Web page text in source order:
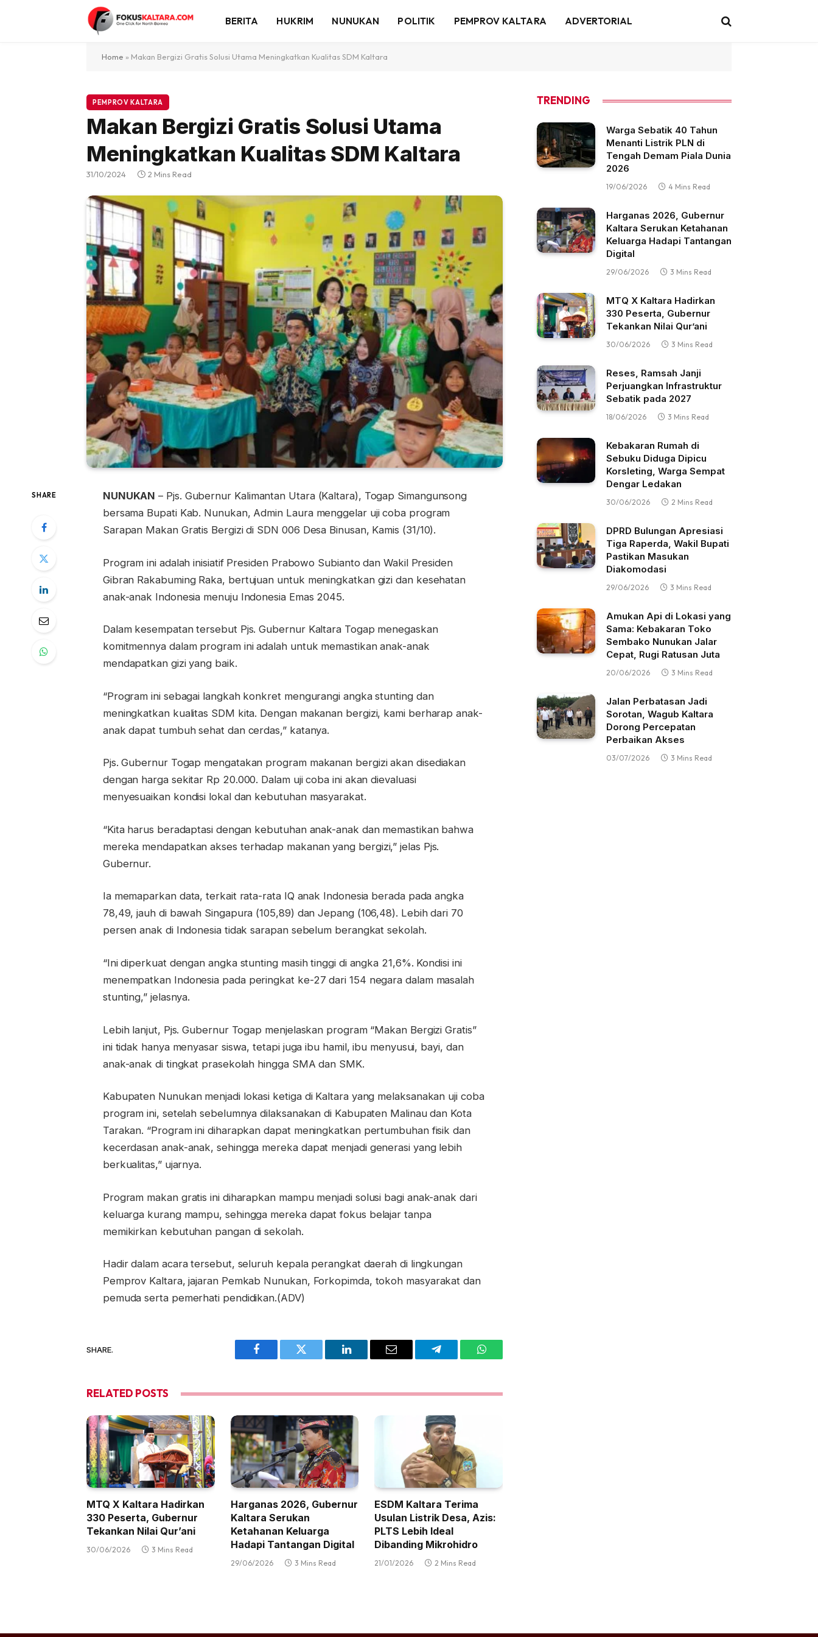
BERITA HUKRIM NUNUKAN POLITIK PEMPROV KALTARA ADVERTORIAL
Home » Makan Bergizi Gratis Solusi Utama Meningkatkan Kualitas SDM Kaltara
PEMPROV KALTARA
Makan Bergizi Gratis Solusi Utama
Meningkatkan Kualitas SDM Kaltara
31/10/2024 2 Mins Read
SHARE NUNUKAN – Pjs. Gubernur Kalimantan Utara (Kaltara), Togap Simangunsong
bersama Bupati Kab. Nunukan, Admin Laura menggelar uji coba program
Sarapan Makan Gratis Bergizi di SDN 006 Desa Binusan, Kamis (31/10).
Program ini adalah inisiatif Presiden Prabowo Subianto dan Wakil Presiden
Gibran Rakabuming Raka, bertujuan untuk meningkatkan gizi dan kesehatan
anak-anak Indonesia menuju Indonesia Emas 2045.
Dalam kesempatan tersebut Pjs. Gubernur Kaltara Togap menegaskan
komitmennya dalam program ini adalah untuk memastikan anak-anak
mendapatkan gizi yang baik.
“Program ini sebagai langkah konkret mengurangi angka stunting dan
meningkatkan kualitas SDM kita. Dengan makanan bergizi, kami berharap anak-
anak dapat tumbuh sehat dan cerdas,” katanya.
Pjs. Gubernur Togap mengatakan program makanan bergizi akan disediakan
dengan harga sekitar Rp 20.000. Dalam uji coba ini akan dievaluasi
menyesuaikan kondisi lokal dan kebutuhan masyarakat.
“Kita harus beradaptasi dengan kebutuhan anak-anak dan memastikan bahwa
mereka mendapatkan akses terhadap makanan yang bergizi,” jelas Pjs.
Gubernur.
Ia memaparkan data, terkait rata-rata IQ anak Indonesia berada pada angka
78,49, jauh di bawah Singapura (105,89) dan Jepang (106,48). Lebih dari 70
persen anak di Indonesia tidak sarapan sebelum berangkat sekolah.
“Ini diperkuat dengan angka stunting masih tinggi di angka 21,6%. Kondisi ini
menempatkan Indonesia pada peringkat ke-27 dari 154 negara dalam masalah
stunting,” jelasnya.
Lebih lanjut, Pjs. Gubernur Togap menjelaskan program “Makan Bergizi Gratis”
ini tidak hanya menyasar siswa, tetapi juga ibu hamil, ibu menyusui, bayi, dan
anak-anak di tingkat prasekolah hingga SMA dan SMK.
Kabupaten Nunukan menjadi lokasi ketiga di Kaltara yang melaksanakan uji coba
program ini, setelah sebelumnya dilaksanakan di Kabupaten Malinau dan Kota
Tarakan. “Program ini diharapkan dapat meningkatkan pertumbuhan fisik dan
kecerdasan anak-anak, sehingga mereka dapat menjadi generasi yang lebih
berkualitas,” ujarnya.
Program makan gratis ini diharapkan mampu menjadi solusi bagi anak-anak dari
keluarga kurang mampu, sehingga mereka dapat fokus belajar tanpa
memikirkan kebutuhan pangan di sekolah.
Hadir dalam acara tersebut, seluruh kepala perangkat daerah di lingkungan
Pemprov Kaltara, jajaran Pemkab Nunukan, Forkopimda, tokoh masyarakat dan
pemuda serta pemerhati pendidikan.(ADV)
SHARE.
Facebook Twitter LinkedIn Email Telegram WhatsApp
RELATED POSTS
MTQ X Kaltara Hadirkan
330 Peserta, Gubernur
Tekankan Nilai Qur’ani
30/06/2026 3 Mins Read
Harganas 2026, Gubernur
Kaltara Serukan
Ketahanan Keluarga
Hadapi Tantangan Digital
29/06/2026 3 Mins Read
ESDM Kaltara Terima
Usulan Listrik Desa, Azis:
PLTS Lebih Ideal
Dibanding Mikrohidro
21/01/2026 2 Mins Read
TRENDING
Warga Sebatik 40 Tahun
Menanti Listrik PLN di
Tengah Demam Piala Dunia
2026
19/06/2026 4 Mins Read
Harganas 2026, Gubernur
Kaltara Serukan Ketahanan
Keluarga Hadapi Tantangan
Digital
29/06/2026 3 Mins Read
MTQ X Kaltara Hadirkan
330 Peserta, Gubernur
Tekankan Nilai Qur’ani
30/06/2026 3 Mins Read
Reses, Ramsah Janji
Perjuangkan Infrastruktur
Sebatik pada 2027
18/06/2026 3 Mins Read
Kebakaran Rumah di
Sebuku Diduga Dipicu
Korsleting, Warga Sempat
Dengar Ledakan
30/06/2026 2 Mins Read
DPRD Bulungan Apresiasi
Tiga Raperda, Wakil Bupati
Pastikan Masukan
Diakomodasi
29/06/2026 3 Mins Read
Amukan Api di Lokasi yang
Sama: Kebakaran Toko
Sembako Nunukan Jalar
Cepat, Rugi Ratusan Juta
20/06/2026 3 Mins Read
Jalan Perbatasan Jadi
Sorotan, Wagub Kaltara
Dorong Percepatan
Perbaikan Akses
03/07/2026 3 Mins Read